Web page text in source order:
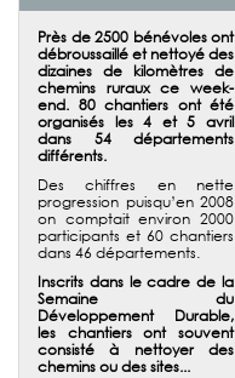
Près de 2500 bénévoles ont
débroussaillé et nettoyé des
dizaines de kilomètres de
chemins ruraux ce week-
end. 80 chantiers ont été
organisés les 4 et 5 avril
dans 54 départements
différents.
Des chiffres en nette
progression puisqu’en 2008
on comptait environ 2000
participants et 60 chantiers
dans 46 départements.
Inscrits dans le cadre de la
Semaine du
Développement Durable,
les chantiers ont souvent
consisté à nettoyer des
chemins ou des sites...